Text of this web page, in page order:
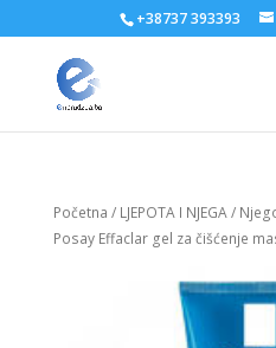
+38737 393393
Početna / LJEPOTA I NJEGA/
Posay Effaclar gel za čišćenje